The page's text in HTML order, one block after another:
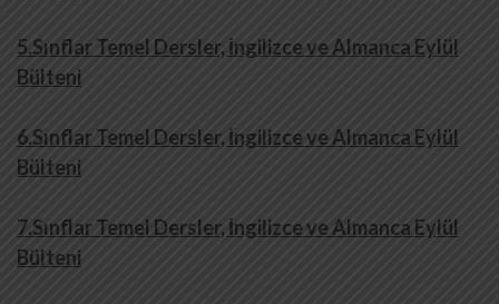
5.Sınflar Temel Dersler, İngilizce ve Almanca Eylül
Bülteni
6.Sınflar Temel Dersler, İngilizce ve Almanca Eylül
Bülteni
7.Sınflar Temel Dersler, İngilizce ve Almanca Eylül
Bülteni